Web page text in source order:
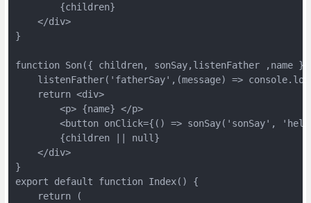
        {children}
    </div>
}
function Son({ children, sonSay,listenFather ,name
listenFather('fatherSay',(message) =>
    return <div>
        <p> {name} </p>
<button onClick={() => sonSay('sonSay',
        {children || null}
    </div>
}
export default function Index() {
    return (